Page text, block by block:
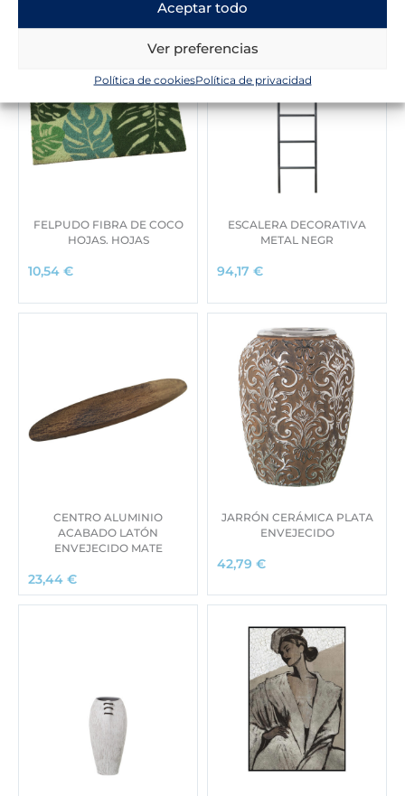
Aceptar todo
Ver preferencias
Política de cookiesPolítica de privacidad
FELPUDO FIBRA DE COCO
HOJAS. HOJAS
10,54 €
ESCALERA DECORATIVA
METAL NEGR
94,17 €
CENTRO ALUMINIO
ACABADO LATÓN
ENVEJECIDO MATE
23,44 €
JARRÓN CERÁMICA PLATA
ENVEJECIDO
42,79 €